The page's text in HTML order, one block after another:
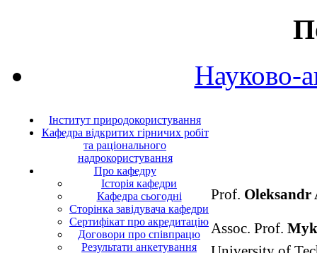
Науково-
Інститут природокористування
Кафедра відкритих гірничих робіт
та раціонального
надрокористування
Про кафедру
Історія кафедри
Кафедра сьогодні
Сторінка завідувача кафедри
Сертифікат про акредитацію
Договори про співпрацю
Результати анкетування
Prof. Oleksandr
Assoc. Prof. M